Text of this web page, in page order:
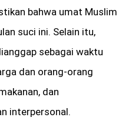
bahwa umat Muslim
suci ini. Selain itu,
sebagai waktu
dan orang-orang
dan
interpersonal.